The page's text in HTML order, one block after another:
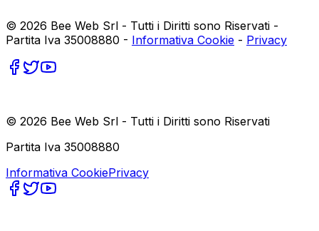
© 2026 Bee Web Srl - Tutti i Diritti sono Riservati -
Partita Iva 35008880 - Informativa Cookie - Privacy
© 2026 Bee Web Srl - Tutti i Diritti sono Riservati
Partita Iva 35008880
Informativa CookiePrivacy